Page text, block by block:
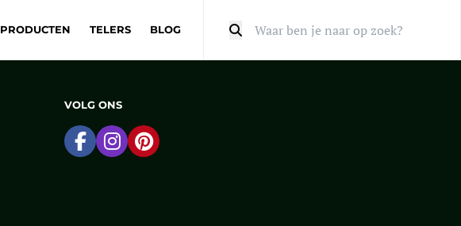
PRODUCTEN TELERS BLOG
VOLG ONS
Ga naar Facebook
Ga naar Instagram
Ga naar Pinterest